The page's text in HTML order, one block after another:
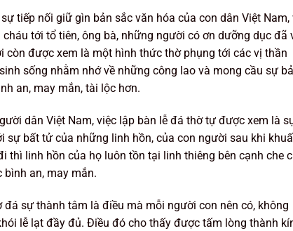
tiếp nối giữ gìn bản sắc văn hóa của con dân Việt Nam,
tới tổ tiên, ông bà, những người có ơn dưỡng dục đã
còn được xem là một hình thức thờ phụng tới các vị thần
sống nhằm nhớ về những công lao và mong cầu sự
an, may mắn, tài lộc hơn.
dân Việt Nam, việc lập bàn lễ đá thờ tự được xem là
sự bất tử của những linh hồn, của con người sau khi
thì linh hồn của họ luôn tồn tại linh thiêng bên cạnh che
an, may mắn.
sự thành tâm là điều mà mỗi người con nên có, không
lễ lạt đầy đủ. Điều đó cho thấy được tấm lòng thành